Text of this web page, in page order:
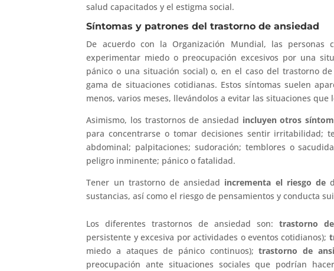
salud capacitados y el estigma social.
Síntomas y patrones del trastorno de ansiedad
De acuerdo con la Organización Mundial, las personas
experimentar miedo o preocupación excesivos por una
pánico o una situación social) o, en el caso del trastorno
gama de situaciones cotidianas. Estos síntomas suelen
menos, varios meses, llevándolos a evitar las situaciones que
Asimismo, los trastornos de ansiedad incluyen otros
para concentrarse o tomar decisiones sentir irritabilidad;
abdominal; palpitaciones; sudoración; temblores o
peligro inminente; pánico o fatalidad.
Tener un trastorno de ansiedad incrementa el riesgo de
sustancias, así como el riesgo de pensamientos y conducta
Los diferentes trastornos de ansiedad son: trastorno
persistente y excesiva por actividades o eventos cotidianos);
miedo a ataques de pánico continuos);trastorno de
preocupación ante situaciones sociales que podrían